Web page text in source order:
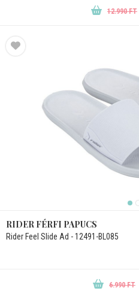
12.990 FT
RIDER FÉRFI PAPUCS
Rider Feel Slide Ad - 12491-BL085
6.990 FT